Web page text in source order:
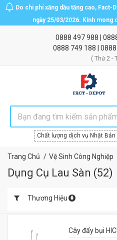
Do chi phí xăng dầu tăng cao,
ngày 25/03/2026. Kính mong
0888 497 988
0888 749 188
( Thứ 2 -
Chất lượng dịch vụ Nhật Bản
Trang Chủ Vệ Sinh Công Nghiệp
Dụng Cụ Lau Sàn (52)
Thương Hiệu
Cây đẩy bụi